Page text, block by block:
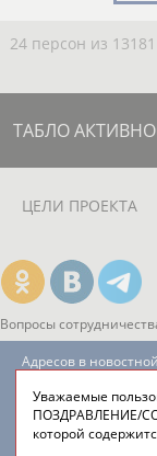
24 персон из 13181
ТАБЛО
ЦЕЛИ ПРОЕКТА
Вопросы
Стадион, 1998-
Адресов в
Подпишись
Уважаемые
ПОЗДРАВЛЕНИЕ/
которой